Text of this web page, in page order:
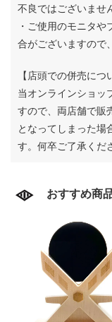
不良ではございませ
・ご使用のモニタ
合がございますので
【店頭での併売につ
当オンラインショッ
すので、両店舗で販
となってしまった場
す。何卒ご了承くだ
おすすめ商